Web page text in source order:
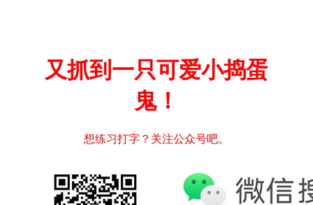
又抓到一只可爱小捣蛋
鬼！
想练习打字？关注公众号吧。